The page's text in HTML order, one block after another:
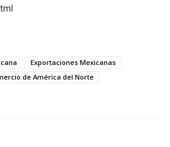
Exportaciones Mexicanas
de América del Norte